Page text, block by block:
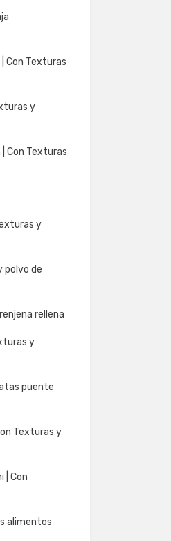
| Con Texturas
y
Con Texturas
y
polvo de
rellena
y
puente
Texturas y
| Con
alimentos